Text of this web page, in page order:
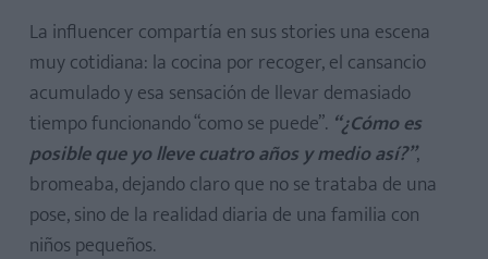
La influencer compartía en sus stories una escena
muy cotidiana: la cocina por recoger, el cansancio
acumulado y esa sensación de llevar demasiado
tiempo funcionando “como se puede”. “¿Cómo es
posible que yo lleve cuatro años y medio así?”,
bromeaba, dejando claro que no se trataba de una
pose, sino de la realidad diaria de una familia con
niños pequeños.